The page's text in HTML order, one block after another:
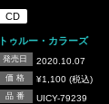
CD
トゥルー・カラーズ
発売日 2020.10.07
価 格 ¥1,100 (税込)
品 番 UICY-79239